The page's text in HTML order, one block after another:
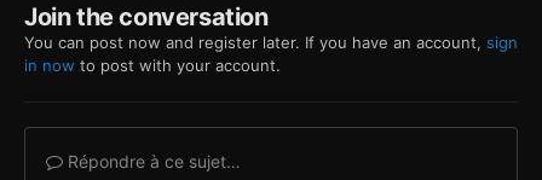
Join the conversation
You can post now and register later. If you have an account, sign
in now to post with your account.
Répondre à ce sujet…